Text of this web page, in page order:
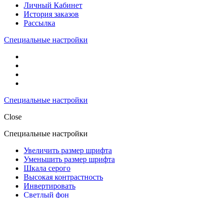
Личный Кабинет
История заказов
Рассылка
Специальные настройки
Специальные настройки
Close
Специальные настройки
Увеличить размер шрифта
Уменьшить размер шрифта
Шкала серого
Высокая контрастность
Инвертировать
Светлый фон